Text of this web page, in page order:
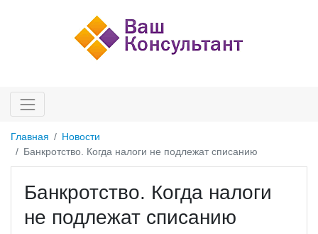
Главная
Новости
Банкротство. Когда налоги не подлежат списанию
Банкротство. Когда налоги
не подлежат списанию